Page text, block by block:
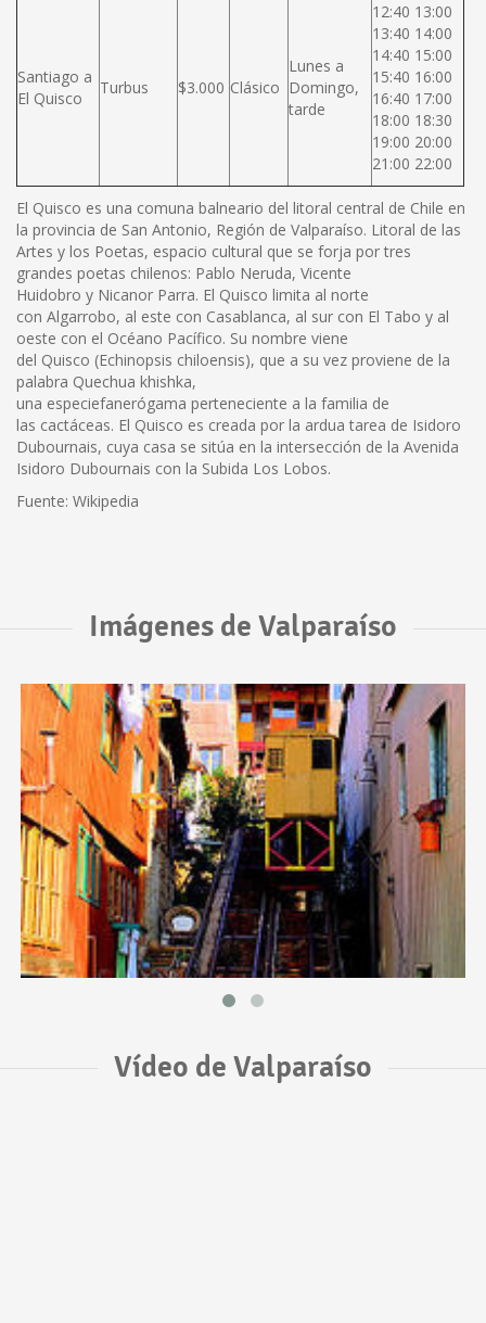
Santiago a
El Quisco
Turbus $3.000 Clásico
Lunes a
Domingo,
tarde
12:40 13:00
13:40 14:00
14:40 15:00
15:40 16:00
16:40 17:00
18:00 18:30
19:00 20:00
21:00 22:00
El Quisco es una comuna balneario del litoral central de Chile en
la provincia de San Antonio, Región de Valparaíso. Litoral de las
Artes y los Poetas, espacio cultural que se forja por tres
grandes poetas chilenos: Pablo Neruda, Vicente
Huidobro y Nicanor Parra. El Quisco limita al norte
con Algarrobo, al este con Casablanca, al sur con El Tabo y al
oeste con el Océano Pacífico. Su nombre viene
del Quisco (Echinopsis chiloensis), que a su vez proviene de la
palabra Quechua khishka,
una especiefanerógama perteneciente a la familia de
las cactáceas. El Quisco es creada por la ardua tarea de Isidoro
Dubournais, cuya casa se sitúa en la intersección de la Avenida
Isidoro Dubournais con la Subida Los Lobos.
Fuente: Wikipedia
Imágenes de Valparaíso
Vídeo de Valparaíso